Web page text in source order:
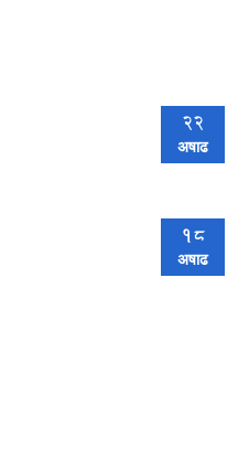
22
अषाढ
18
अषाढ